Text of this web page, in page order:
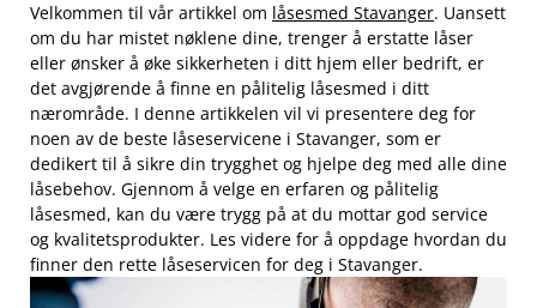
Velkommen ⁢til vår artikkel om låsesmed Stavanger. Uansett
om du har mistet nøklene dine, ​trenger å erstatte låser
eller ønsker å⁣ øke‌ sikkerheten i ditt hjem eller bedrift, er‍
det avgjørende å finne‌ en pålitelig låsesmed i ditt
nærområde. I denne ⁣artikkelen ⁣vil vi presentere deg ​for
noen av de beste låseservicene i Stavanger, som ⁢er
dedikert til⁤ å sikre din⁣ trygghet og hjelpe deg med alle ⁢dine
låsebehov. Gjennom å velge en erfaren ⁣og pålitelig
låsesmed, kan du være trygg ​på at​ du mottar god service
og‍ kvalitetsprodukter. Les videre for å oppdage hvordan du
finner‍ den rette låseservicen for deg i Stavanger.